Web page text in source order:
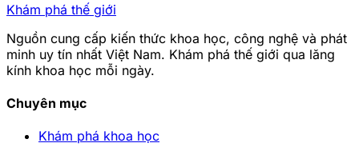
Khám phá thế giới
Nguồn cung cấp kiến thức khoa học, công nghệ và phát
minh uy tín nhất Việt Nam. Khám phá thế giới qua lăng
kính khoa học mỗi ngày.
Chuyên mục
Khám phá khoa học